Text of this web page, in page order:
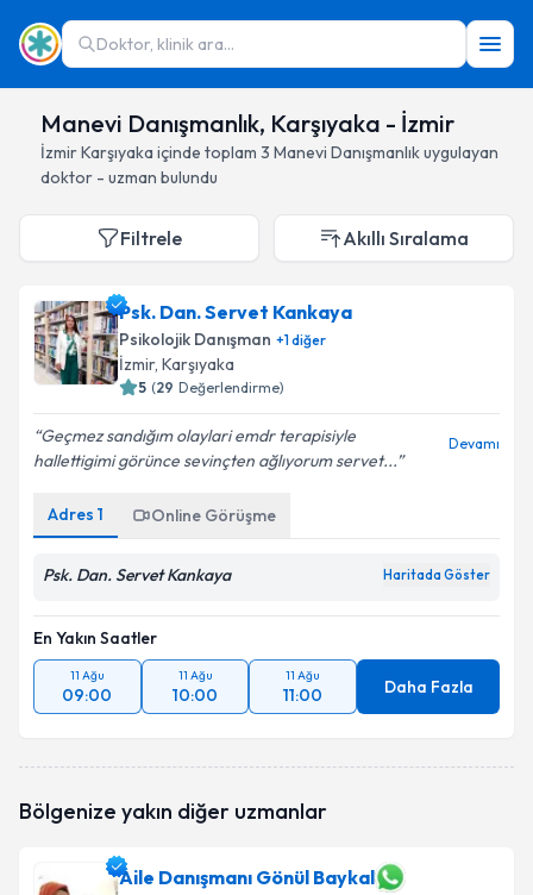
Doktor, klinik ara...
Manevi Danışmanlık, Karşıyaka - İzmir
İzmirKarşıyaka içinde toplam 3 Manevi Danışmanlıkuygulayan
doktor - uzman bulundu
Filtrele Akıllı Sıralama
Psk. Dan. Servet Kankaya
Psikolojik Danışman +1diğer
İzmir, Karşıyaka
5 (29 Değerlendirme)
Geçmez sandığım olaylari emdr terapisiyle
hallettigimi görünce sevinçten ağlıyorum servet...
Devamı
Adres 1 Online Görüşme
Psk. Dan. Servet Kankaya Haritada Göster
En Yakın Saatler
11 Ağu
09:00
11 Ağu
10:00
11 Ağu
11:00 Daha Fazla
Bölgenize yakın diğer uzmanlar
Aile Danışmanı Gönül Baykal